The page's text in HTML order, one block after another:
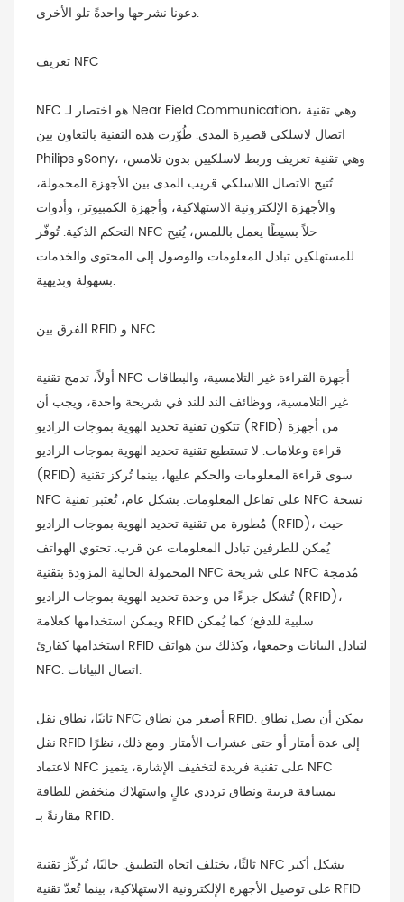
دعونا نشرحها واحدةً تلو الأخرى.
تعريف NFC
NFC هو اختصار لـ Near Field Communication، وهي تقنية
اتصال لاسلكي قصيرة المدى. طُوّرت هذه التقنية بالتعاون بين
Philips وSony، وهي تقنية تعريف وربط لاسلكيين بدون تلامس،
تُتيح الاتصال اللاسلكي قريب المدى بين الأجهزة المحمولة،
والأجهزة الإلكترونية الاستهلاكية، وأجهزة الكمبيوتر، وأدوات
التحكم الذكية. تُوفّر NFC حلاً بسيطًا يعمل باللمس، يُتيح
للمستهلكين تبادل المعلومات والوصول إلى المحتوى والخدمات
بسهولة وبديهية.
الفرق بين RFID و NFC
أولاً، تدمج تقنية NFC أجهزة القراءة غير التلامسية، والبطاقات
غير التلامسية، ووظائف الند للند في شريحة واحدة، ويجب أن
تتكون تقنية تحديد الهوية بموجات الراديو (RFID) من أجهزة
قراءة وعلامات. لا تستطيع تقنية تحديد الهوية بموجات الراديو
(RFID) سوى قراءة المعلومات والحكم عليها، بينما تُركز تقنية
NFC على تفاعل المعلومات. بشكل عام، تُعتبر تقنية NFC نسخة
مُطورة من تقنية تحديد الهوية بموجات الراديو (RFID)، حيث
يُمكن للطرفين تبادل المعلومات عن قرب. تحتوي الهواتف
المحمولة الحالية المزودة بتقنية NFC على شريحة NFC مُدمجة
تُشكل جزءًا من وحدة تحديد الهوية بموجات الراديو (RFID)،
ويمكن استخدامها كعلامة RFID سلبية للدفع؛ كما يُمكن
استخدامها كقارئ RFID لتبادل البيانات وجمعها، وكذلك بين هواتف
NFC. اتصال البيانات.
ثانيًا، نطاق نقل NFC أصغر من نطاق RFID. يمكن أن يصل نطاق
نقل RFID إلى عدة أمتار أو حتى عشرات الأمتار. ومع ذلك، نظرًا
لاعتماد NFC على تقنية فريدة لتخفيف الإشارة، يتميز NFC
بمسافة قريبة ونطاق ترددي عالٍ واستهلاك منخفض للطاقة
مقارنةً بـ RFID.
ثالثًا، يختلف اتجاه التطبيق. حاليًا، تُركّز تقنية NFC بشكل أكبر
على توصيل الأجهزة الإلكترونية الاستهلاكية، بينما تُعدّ تقنية RFID